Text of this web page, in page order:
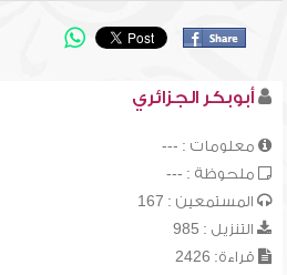
أبوبكر الجزائري
معلومات : ---
ملحوظة : ---
المستمعين : 167
التنزيل : 985
قراءة: 2426